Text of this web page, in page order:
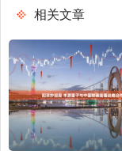
相关文章